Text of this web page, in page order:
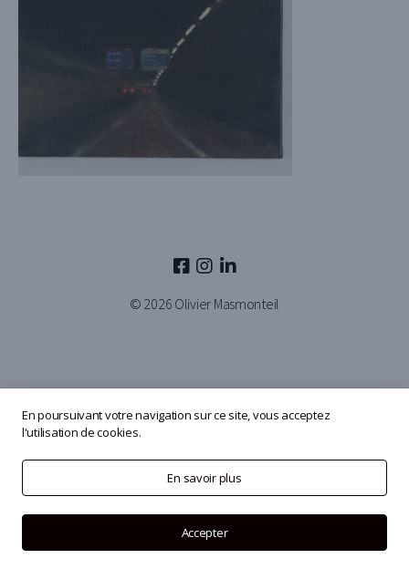
© 2026 Olivier Masmonteil
En poursuivant votre navigation sur ce site, vous acceptez
l'utilisation de cookies.
En savoir plus
Accepter